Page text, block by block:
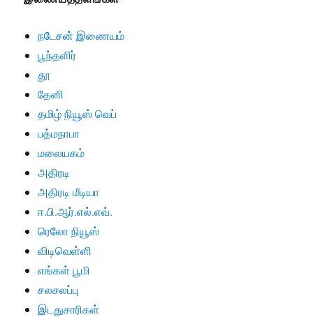
நடேசன் இணையம்
பூந்தளிர்
தூ
தேனி
தமிழ் நியூஸ் வெப்
பத்மநாபா
மலையகம்
அதிரடி
அதிரடி மீடியா
ஈ.பி.ஆர்.எல்.எவ்.
ரெலோ நியூஸ்
விடிவெள்ளி
எங்கள் பூமி
சலசலப்பு
இடதுசாரிகள்